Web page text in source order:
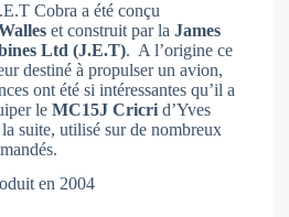
Cobra a été conçu
et construit par laJames
Ltd (J.E.T). A l’origine ce
destiné à propulser un avion,
ont été si intéressantes qu’il a
leMC15J Cricrid’Yves
suite, utilisé sur de nombreux
en 2004